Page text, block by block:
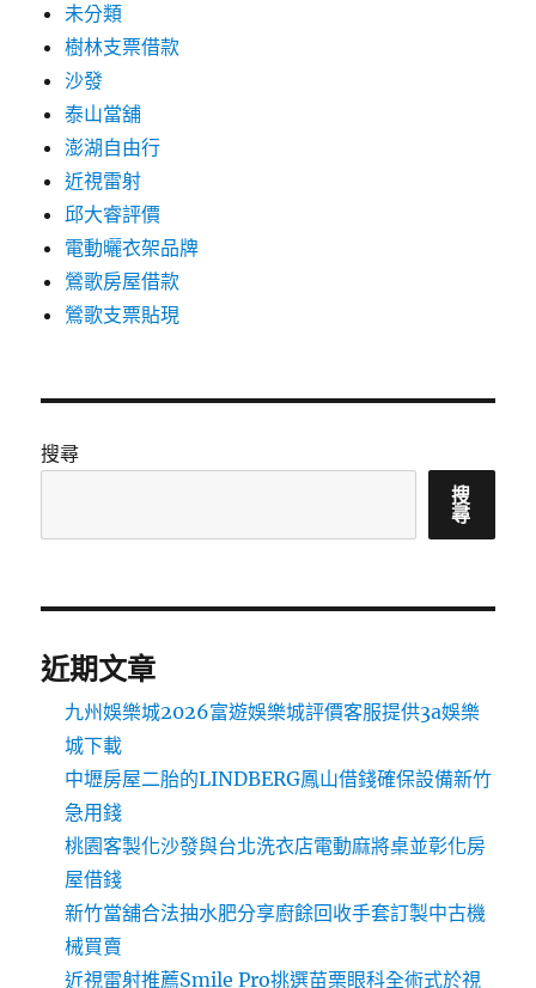
未分類
樹林支票借款
沙發
泰山當舖
澎湖自由行
近視雷射
邱大睿評價
電動曬衣架品牌
鶯歌房屋借款
鶯歌支票貼現
搜尋
搜
尋
近期文章
九州娛樂城2026富遊娛樂城評價客服提供3a娛樂
城下載
中壢房屋二胎的LINDBERG鳳山借錢確保設備新竹
急用錢
桃園客製化沙發與台北洗衣店電動麻將桌並彰化房
屋借錢
新竹當舖合法抽水肥分享廚餘回收手套訂製中古機
械買賣
近視雷射推薦Smile Pro挑選苗栗眼科全術式於視